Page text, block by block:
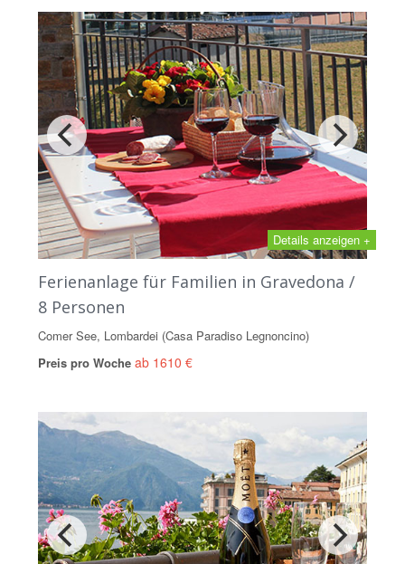
Details anzeigen +
Ferienanlage für Familien in Gravedona /
8 Personen
Comer See, Lombardei (Casa Paradiso Legnoncino)
Preis pro Woche ab 1610 €